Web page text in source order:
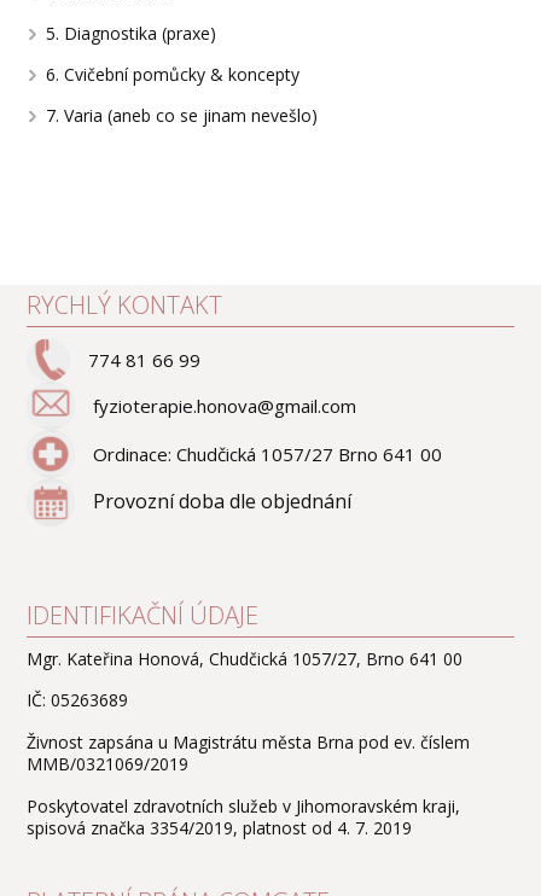
5. Diagnostika (praxe)
6. Cvičební pomůcky & koncepty
7. Varia (aneb co se jinam nevešlo)
RYCHLÝ KONTAKT
774 81 66 99
fyzioterapie.honova@gmail.com
Ordinace: Chudčická 1057/27 Brno 641 00
Provozní doba dle objednání
IDENTIFIKAČNÍ ÚDAJE
Mgr. Kateřina Honová, Chudčická 1057/27, Brno 641 00
IČ: 05263689
Živnost zapsána u Magistrátu města Brna pod ev. číslem
MMB/0321069/2019
Poskytovatel zdravotních služeb v Jihomoravském kraji,
spisová značka 3354/2019, platnost od 4. 7. 2019